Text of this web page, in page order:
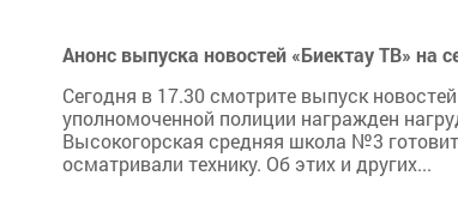
Анонс выпуска новостей «Биектау ТВ» на
Сегодня в 17.30 смотрите выпуск
уполномоченной полиции награжден
Высокогорская средняя школа №3
осматривали технику. Об этих и других...